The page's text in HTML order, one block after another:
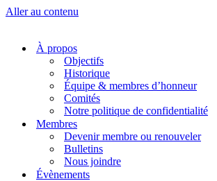
Aller au contenu
À propos
Objectifs
Historique
Équipe & membres d’honneur
Comités
Notre politique de confidentialité
Membres
Devenir membre ou renouveler
Bulletins
Nous joindre
Évènements